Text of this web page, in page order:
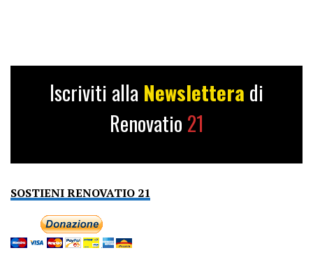
Iscriviti alla Newslettera di
Renovatio 21
SOSTIENI RENOVATIO 21